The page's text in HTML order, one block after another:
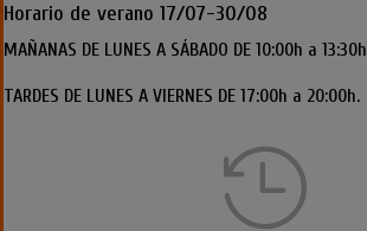
Horario de verano 17/07-30/08
MAÑANAS DE LUNES A SÁBADO DE 10:00h a 13:30h
TARDES DE LUNES A VIERNES DE 17:00h a 20:00h.
